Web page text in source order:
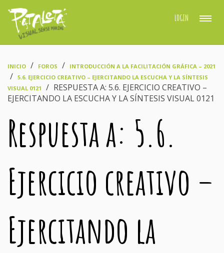
LOGIN
INICIO FOROS INTRODUCCIÓN A LA FACILITACIÓN GRÁFICA – 2021
5.6. EJERCICIO CREATIVO – EJERCITANDO LA ESCUCHA Y LA SÍNTESIS
VISUAL 0121
RESPUESTA A: 5.6. EJERCICIO CREATIVO –
EJERCITANDO LA ESCUCHA Y LA SÍNTESIS VISUAL 0121
Respuesta a: 5.6.
Ejercicio creativo –
Ejercitando la